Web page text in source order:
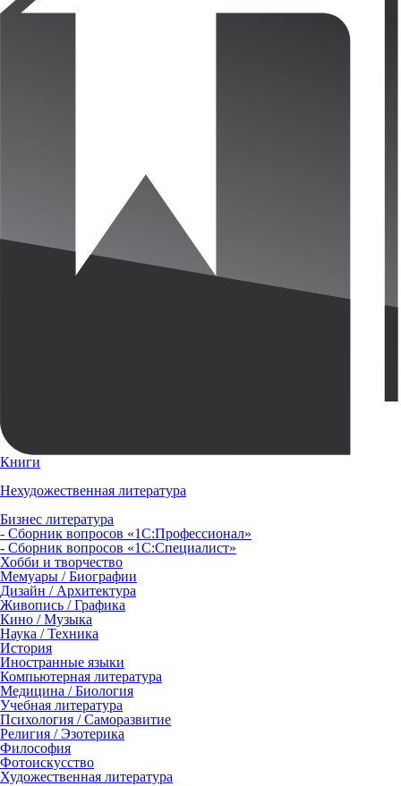
Книги
Нехудожественная литература
Бизнес литература
- Сборник вопросов «1С:Профессионал»
- Сборник вопросов «1С:Специалист»
Хобби и творчество
Мемуары / Биографии
Дизайн / Архитектура
Живопись / Графика
Кино / Музыка
Наука / Техника
История
Иностранные языки
Компьютерная литература
Медицина / Биология
Учебная литература
Психология / Саморазвитие
Религия / Эзотерика
Философия
Фотоискусство
Художественная литература